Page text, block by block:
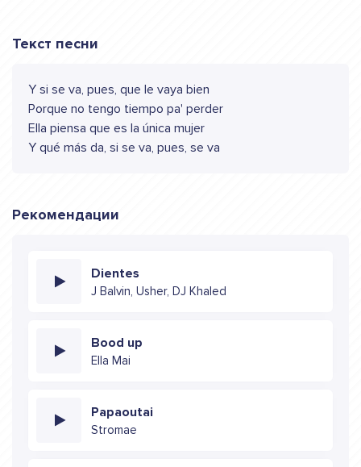
Текст песни
Y si se va, pues, que le vaya bien
Porque no tengo tiempo pa' perder
Ella piensa que es la única mujer
Y qué más da, si se va, pues, se va
Рекомендации
Dientes
J Balvin, Usher, DJ Khaled
Bood up
Ella Mai
Papaoutai
Stromae